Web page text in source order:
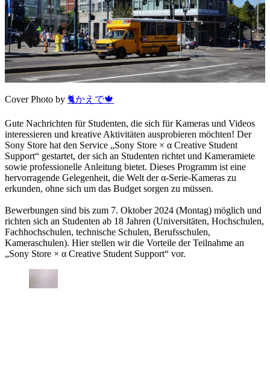
Cover Photo by 🐈かえで🍁
Gute Nachrichten für Studenten, die sich für Kameras und Videos
interessieren und kreative Aktivitäten ausprobieren möchten! Der
Sony Store hat den Service „Sony Store × α Creative Student
Support“ gestartet, der sich an Studenten richtet und Kameramiete
sowie professionelle Anleitung bietet. Dieses Programm ist eine
hervorragende Gelegenheit, die Welt der α-Serie-Kameras zu
erkunden, ohne sich um das Budget sorgen zu müssen.
Bewerbungen sind bis zum 7. Oktober 2024 (Montag) möglich und
richten sich an Studenten ab 18 Jahren (Universitäten, Hochschulen,
Fachhochschulen, technische Schulen, Berufsschulen,
Kameraschulen). Hier stellen wir die Vorteile der Teilnahme an
„Sony Store × α Creative Student Support“ vor.